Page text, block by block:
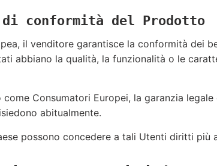
di conformità del Prodotto
il venditore garantisce la conformità dei
abbiano la qualità, la funzionalità o le
come Consumatori Europei, la garanzia
abitualmente.
possono concedere a tali Utenti diritti più